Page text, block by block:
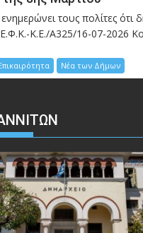
τους πολίτες ότι
Κ.Ε./Α325/16-07-2026
Νέα των Δήμων